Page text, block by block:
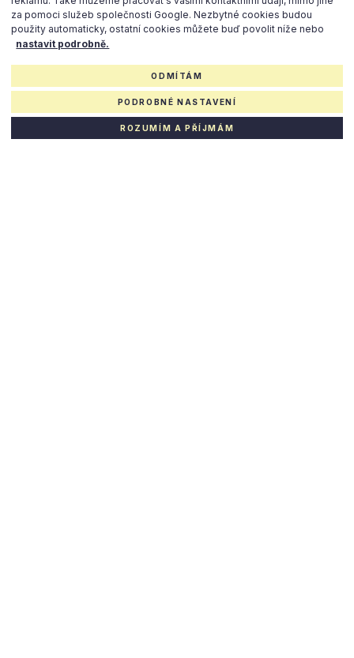
PRODEJCE K VAŠIM SLUŽBÁM
Irena Staňková
+420 602 206 999
prodej@rezidenceblizka.cz
za pomoci služeb společnosti Google. Nezbytné cookies budou
použity automaticky, ostatní cookies můžete buď povolit níže nebo
nastavit podrobně.
ODMÍTÁM
PODROBNÉ NASTAVENÍ
ROZUMÍM A PŘÍJMÁM